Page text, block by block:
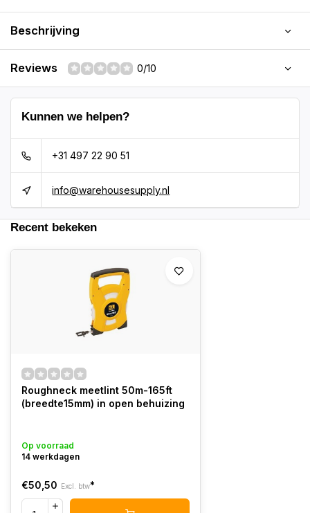
Beschrijving
Reviews 0/10
Kunnen we helpen?
+31 497 22 90 51
info@warehousesupply.nl
Recent bekeken
Roughneck meetlint 50m-165ft
(breedte15mm) in open behuizing
Op voorraad
14 werkdagen
€50,50 Excl. btw*